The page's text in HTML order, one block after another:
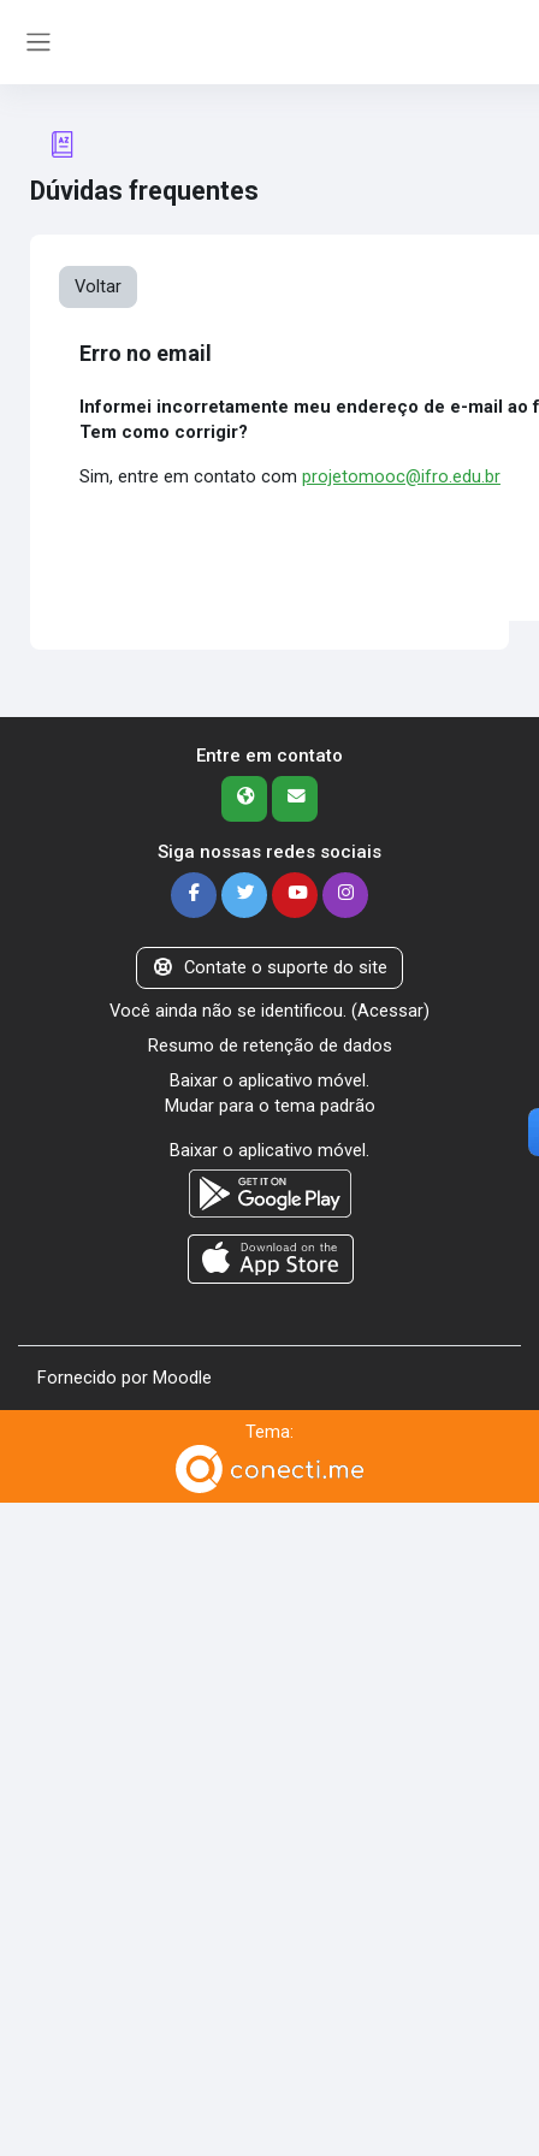
Dúvidas frequentes
Voltar
Erro no email
Informei incorretamente meu endereço de e-mail ao
Tem como corrigir?
Sim, entre em contato com projetomooc@ifro.edu.br
Entre em contato
Siga nossas redes sociais
Contate o suporte do site
Você ainda não se identificou. (Acessar)
Resumo de retenção de dados
Baixar o aplicativo móvel.
Mudar para o tema padrão
Baixar o aplicativo móvel.
Fornecido por Moodle
Tema: